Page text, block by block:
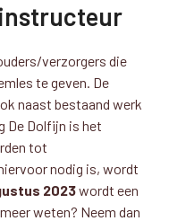
verzorgers die
te geven. De
naast bestaand werk
De Dolfijn is het
tot
nodig is, wordt
2023wordt een
weten? Neem dan